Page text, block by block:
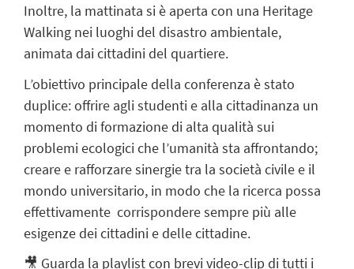
Inoltre, la mattinata si è aperta con una Heritage
Walking nei luoghi del disastro ambientale,
animata dai cittadini del quartiere.
L’obiettivo principale della conferenza è stato
duplice: offrire agli studenti e alla cittadinanza un
momento di formazione di alta qualità sui
problemi ecologici che l’umanità sta affrontando;
creare e rafforzare sinergie tra la società civile e il
mondo universitario, in modo che la ricerca possa
effettivamente corrispondere sempre più alle
esigenze dei cittadini e delle cittadine.
🎥 Guarda la playlist con brevi video-clip di tutti i